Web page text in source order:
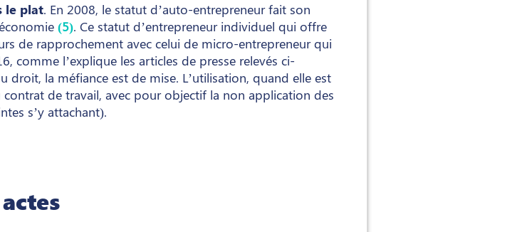
le plat. En 2008, le statut d’auto-entrepreneur fait son
(5). Ce statut d’entrepreneur individuel qui offre
de rapprochement avec celui de micro-entrepreneur qui
comme l’explique les articles de presse relevés ci-
droit, la méfiance est de mise. L’utilisation, quand elle est
de travail, avec pour objectif la non application des
s’y attachant).